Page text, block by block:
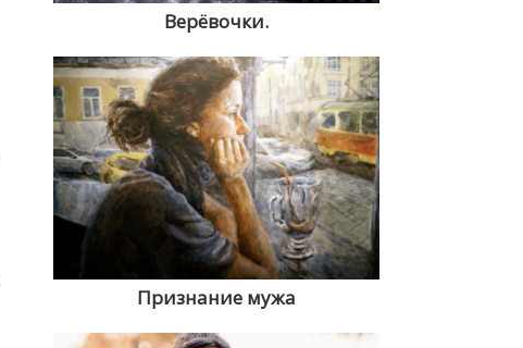
Верёвочки.
Признание мужа